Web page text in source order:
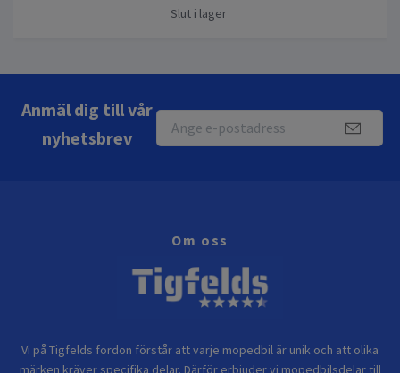
Slut i lager
Anmäl dig till vår
nyhetsbrev
Om oss
Vi på Tigfelds fordon förstår att varje mopedbil är unik och att olika
märken kräver specifika delar. Därför erbjuder vi mopedbilsdelar till